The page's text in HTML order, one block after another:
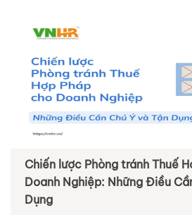
Chiến lược Phòng tránh Thuế
Doanh Nghiệp: Những Điều
Dụng